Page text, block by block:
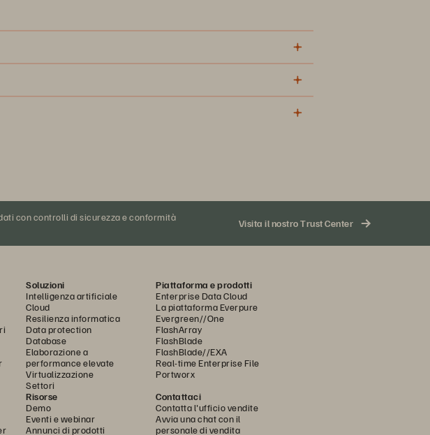
con controlli di sicurezza e conformità
Visita il nostro Trust Center
Soluzioni
Intelligenza artificiale
Cloud
Resilienza informatica
Data protection
Database
Elaborazione a
performance elevate
Virtualizzazione
Settori
Piattaforma e prodotti
Enterprise Data Cloud
La piattaforma Everpure
Evergreen//One
FlashArray
FlashBlade
FlashBlade//EXA
Real-time Enterprise File
Portworx
Risorse
Demo
Eventi e webinar
Annunci di prodotti
Contattaci
Contatta l'ufficio vendite
Avvia una chat con il
personale di vendita